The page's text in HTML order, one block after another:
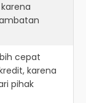
cepat
karena
pihak